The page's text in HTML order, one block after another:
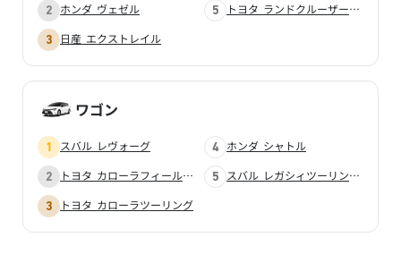
ホンダ ヴェゼル
日産 エクストレイル
トヨタ ランドクルーザープラド
ワゴン
スバル レヴォーグ
トヨタ カローラフィールダー
トヨタ カローラツーリング
ホンダ シャトル
スバル レガシィツーリングワゴン